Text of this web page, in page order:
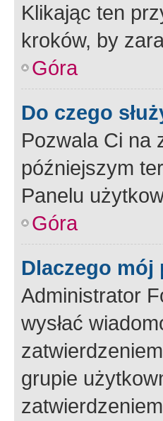
Klikając ten
kroków, by
Góra
Do czego
Pozwala Ci na
późniejszym
Panelu
Góra
Dlaczego
Administrator
wysłać
grupie